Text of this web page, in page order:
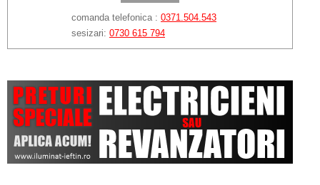
comanda telefonica : 0371.504.543
sesizari: 0730 615 794